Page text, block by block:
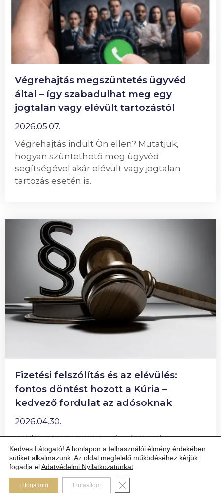
Végrehajtás megszüntetés ügyvéd
által – így szabadulhat meg egy
jogtalan vagy elévült tartozástól
2026.05.07.
Végrehajtás indult Ön ellen? Mutatjuk,
hogyan szüntethető meg ügyvéd
segítségével akár elévült vagy jogtalan
tartozás esetén is.
Fizetési felszólítás és az elévülés:
fontos döntést hozott a Kúria –
kedvező fordulat az adósoknak
2026.04.30.
A Kúria BH 2025.9.211. számú döntése
tisztázza: a fizetési felszólítás önmagában
nem szakítja meg az elévülést. Mutatjuk, mit
jelent ez az adósok számára.
Kedves Látogató! A honlapon a felhasználói élmény érdekében
sütiket alkalmazunk. Az oldal megfelelő működéséhez kérjük
fogadja elAdatvédelmi Nyilatkozatunkat
Elfogadom Elutasítom Close GDPR Cookie Banner